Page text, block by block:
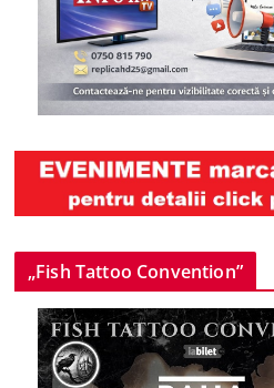
„Fish Tattoo Convention”